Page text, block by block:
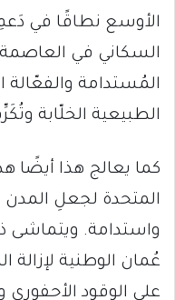
الأوسع نطاقًا في
السكاني في
المُستدامة والفعّالة
الطبيعية الخلّابة
كما يعالج هذا أيضًا
المتحدة لجعلِ المدن
واستدامة. ويتماشى
عُمان الوطنية لإزالة
على الوقود الأحفوري